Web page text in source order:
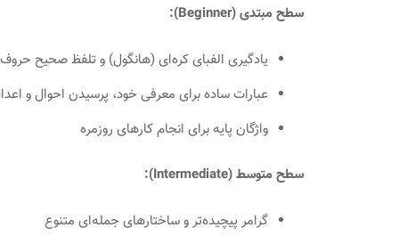
سطح مبتدی (Beginner):
یادگیری الفبای کره‌ای (هانگول) و تلفظ صحیح حروف
عبارات ساده برای معرفی خود، پرسیدن احوال و
واژگان پایه برای انجام کارهای روزمره
سطح متوسط (Intermediate):
گرامر پیچیده‌تر و ساختارهای جمله‌ای متنوع